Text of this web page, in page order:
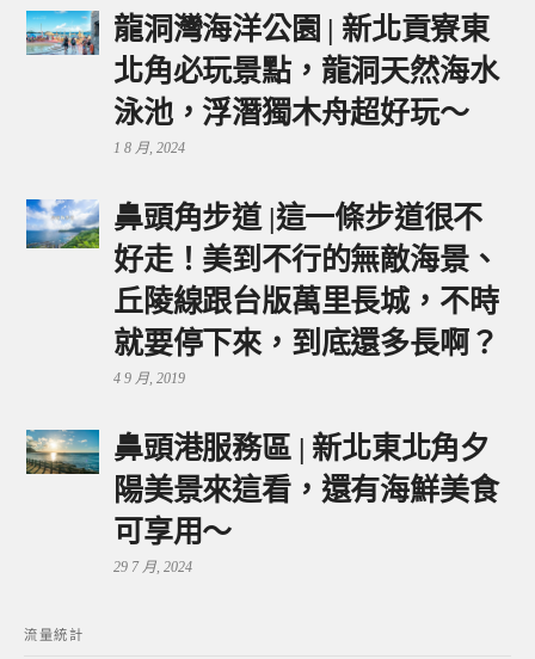
龍洞灣海洋公園 | 新北貢寮東
北角必玩景點，龍洞天然海水
泳池，浮潛獨木舟超好玩～
1 8 月, 2024
鼻頭角步道 |這一條步道很不
好走！美到不行的無敵海景、
丘陵線跟台版萬里長城，不時
就要停下來，到底還多長啊？
4 9 月, 2019
鼻頭港服務區 | 新北東北角夕
陽美景來這看，還有海鮮美食
可享用～
29 7 月, 2024
流量統計